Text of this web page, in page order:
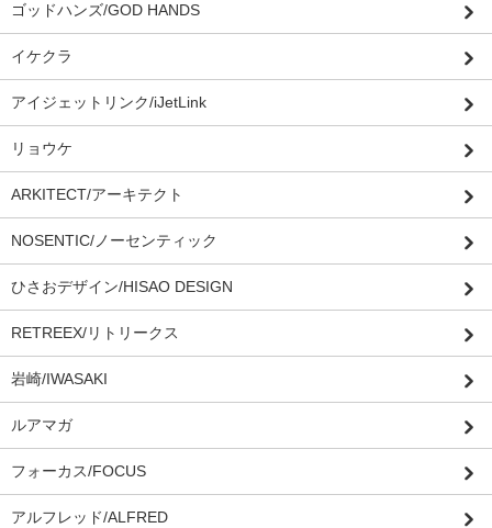
ゴッドハンズ/GOD HANDS
イケクラ
アイジェットリンク/iJetLink
リョウケ
ARKITECT/アーキテクト
NOSENTIC/ノーセンティック
ひさおデザイン/HISAO DESIGN
RETREEX/リトリークス
岩崎/IWASAKI
ルアマガ
フォーカス/FOCUS
アルフレッド/ALFRED